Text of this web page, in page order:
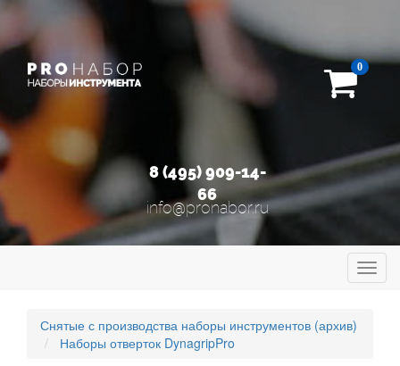
8 (495) 909-14-
66
info@pronabor.ru
0
Снятые с производства наборы инструментов (архив)
Наборы отверток DynagripPro